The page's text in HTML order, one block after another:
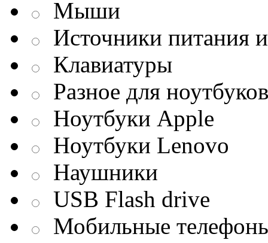
Мыши
Источники питания
Клавиатуры
Разное для ноутбуков
Ноутбуки Apple
Ноутбуки Lenovo
Наушники
USB Flash drive
Мобильные